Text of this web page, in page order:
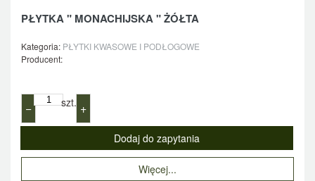
PŁYTKA " MONACHIJSKA " ŻÓŁTA
Kategoria: PŁYTKI KWASOWE I PODŁOGOWE
Producent:
− szt. +
Więcej...